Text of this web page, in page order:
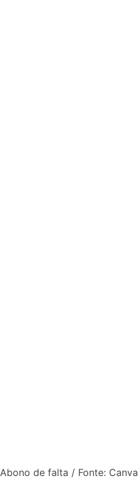
Abono de falta / Fonte: Canva